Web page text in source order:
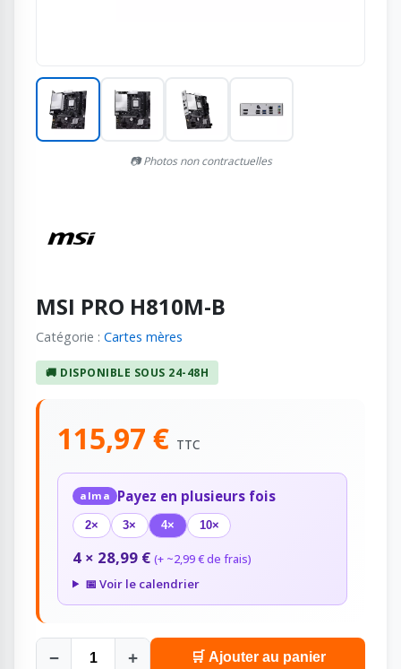
📷 Photos non contractuelles
MSI PRO H810M-B
Catégorie : Cartes mères
🚚 DISPONIBLE SOUS 24-48H
115,97 € TTC
alma Payez en plusieurs fois
2× 3× 4× 10×
4 × 28,99 € (+ ~2,99 € de frais)
📅 Voir le calendrier
− + 🛒 Ajouter au panier